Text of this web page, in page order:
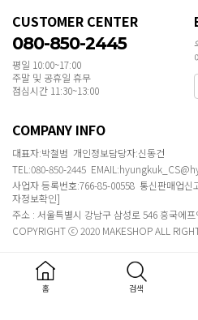
CUSTOMER CENTER
080-850-2445
평일 10:00~17:00
주말 및 공휴일 휴무
점심시간 11:30~13:00
COMPANY INFO
대표자:박철범 개인정보담당자:신동건
TEL:080-850-2445
사업자 등록번호:766-85-00558 통신판매업신
자정보확인]
주소 : 서울특별시 강남구 삼성로 546 흥국에프
COPYRIGHT ⓒ 2020 MAKESHOP ALL
홈 검색